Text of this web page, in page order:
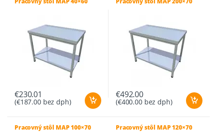
€230.01
(€187.00bez dph)
€492.00
(€400.00bez dph)
Pracovný stôl MAP 100×70 Pracovný stôl MAP 120×70